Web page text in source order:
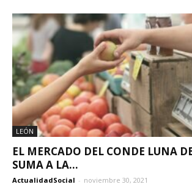
LEÓN
EL MERCADO DEL CONDE LUNA
SUMA A LA...
ActualidadSocial - noviembre 30, 2021